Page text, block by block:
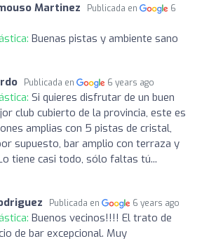
Martinez Publicada en
6
Buenas pistas y ambiente sano
Publicada en 6 years ago
Si quieres disfrutar de un buen
club cubierto de la provincia, este es
amplias con 5 pistas de cristal,
supuesto, bar amplio con terraza y
tiene casi todo, sólo faltas tú...
Publicada en 6 years ago
Buenos vecinos!!!! El trato de
de bar excepcional. Muy